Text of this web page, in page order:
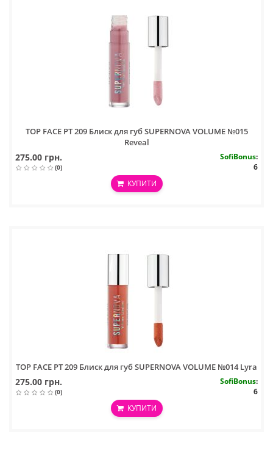
TOP FACE PT 209 Блиск для губ SUPERNOVA VOLUME №015
Reveal
275.00 грн.
(0)
SofiBonus:
6
КУПИТИ
TOP FACE PT 209 Блиск для губ SUPERNOVA VOLUME №014 Lyra
275.00 грн.
(0)
SofiBonus:
6
КУПИТИ